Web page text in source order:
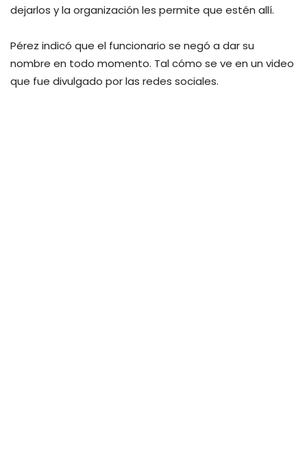
dejarlos y la organización les permite que estén allí.
Pérez indicó que el funcionario se negó a dar su
nombre en todo momento. Tal cómo se ve en un video
que fue divulgado por las redes sociales.